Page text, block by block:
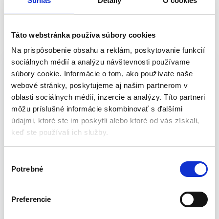
Táto webstránka používa súbory cookies
Na prispôsobenie obsahu a reklám, poskytovanie funkcií
sociálnych médií a analýzu návštevnosti používame
súbory cookie. Informácie o tom, ako používate naše
webové stránky, poskytujeme aj našim partnerom v
oblasti sociálnych médií, inzercie a analýzy. Títo partneri
môžu príslušné informácie skombinovať s ďalšími
údajmi, ktoré ste im poskytli alebo ktoré od vás získali,
keď ste používali ich služby.
Potrebné
Preferencie
Popis Balenie
Škrabka na auto s metličkou – 75 cm |
GECO ARCTIC
Plastová škrabka s metličkou má dĺžku 75 cm. Rukoväť je obalená
penou. Vhodná na škrabanie námrazy a ometanie snehu zo skla na
Parametre:
Dĺžka: 75 cm